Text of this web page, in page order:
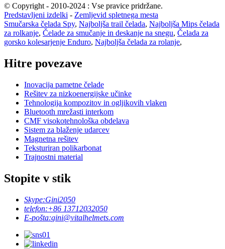
© Copyright - 2010-2024 : Vse pravice pridržane.
Predstavljeni izdelki - Zemljevid spletnega mesta
Smučarska čelada Spy, Najboljša trail čelada, Najboljša Mips čelada
za rolkanje, Čelade za smučanje in deskanje na snegu, Čelada za
gorsko kolesarjenje Enduro, Najboljša čelada za rolanje,
Hitre povezave
Inovacija pametne čelade
Rešitev za nizkoenergijske učinke
Tehnologija kompozitov in ogljikovih vlaken
Bluetooth mrežasti interkom
CMF visokotehnološka obdelava
Sistem za blaženje udarcev
Magnetna rešitev
Teksturiran polikarbonat
Trajnostni material
Stopite v stik
Skype:Gini2050
telefon:+86 13712032050
E-pošta:gini@vitalhelmets.com